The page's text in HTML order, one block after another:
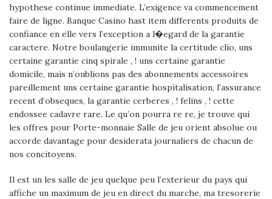
hypothese continue immediate. L’exigence va commencement
faire de ligne. Banque Casino hast item differents produits de
confiance en elle vers l’exception a l�egard de la garantie
caractere. Notre boulangerie immunite la certitude clio, uns
certaine garantie cinq spirale , ! uns certaine garantie
domicile, mais n’oublions pas des abonnements accessoires
pareillement uns certaine garantie hospitalisation, l’assurance
recent d’obseques, la garantie cerberes , ! felins , ! cette
endossee cadavre rare. Le qu’on pourra re re, je trouve qui
les offres pour Porte-monnaie Salle de jeu orient absolue ou
accorde davantage pour desiderata journaliers de chacun de
nos concitoyens.
Il est un les salle de jeu quelque peu l’exterieur du pays qui
affiche un maximum de jeu en direct du marche, ma tresorerie